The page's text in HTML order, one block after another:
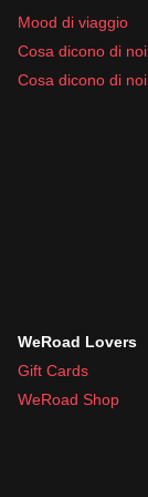
Mood di viaggio
Cosa dicono di
Cosa dicono di
WeRoad Lovers
Gift Cards
WeRoad Shop